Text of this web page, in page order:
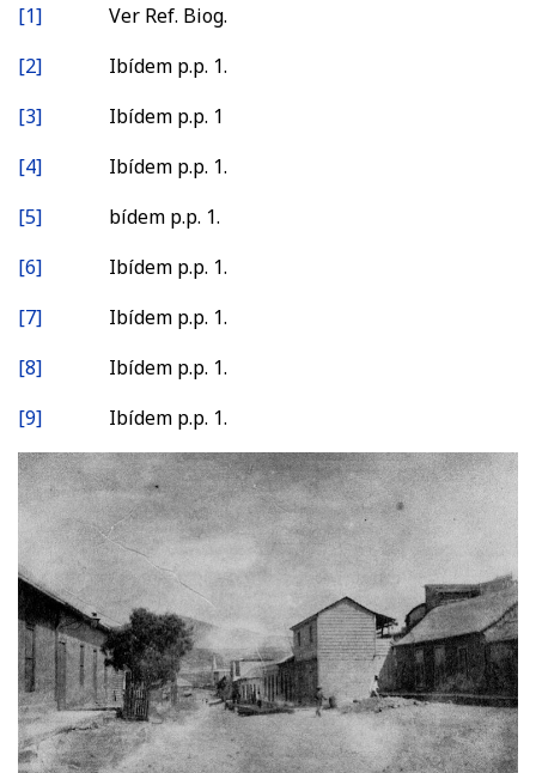
[1] Ver Ref. Biog.
[2] Ibídem p.p. 1.
[3] Ibídem p.p. 1
[4] Ibídem p.p. 1.
[5] bídem p.p. 1.
[6] Ibídem p.p. 1.
[7] Ibídem p.p. 1.
[8] Ibídem p.p. 1.
[9] Ibídem p.p. 1.